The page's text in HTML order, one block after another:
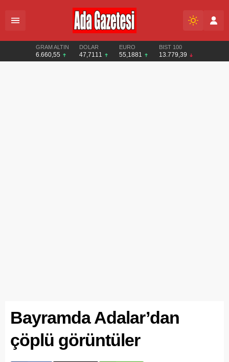
GRAM ALTIN
6.660,55
DOLAR
47,7111
EURO
55,1881
BIST 100
13.779,39
Bayramda Adalar’dan
çöplü görüntüler